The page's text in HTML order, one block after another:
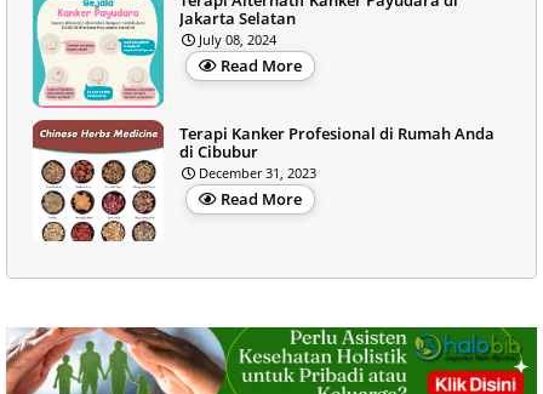
Jakarta Selatan
July 08, 2024
Read More
Terapi Kanker Profesional di Rumah Anda
di Cibubur
December 31, 2023
Read More